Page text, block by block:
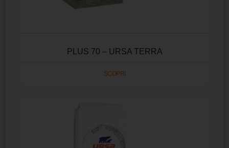
PLUS 70 – URSA TERRA
SCOPRI